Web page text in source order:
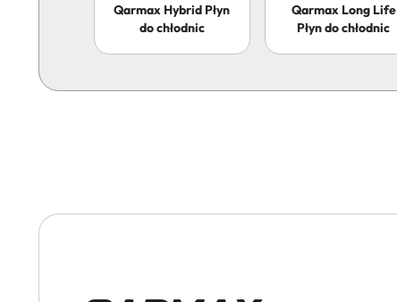
Qarmax Hybrid Płyn
do chłodnic
Qarmax Long Life
Płyn do chłodnic